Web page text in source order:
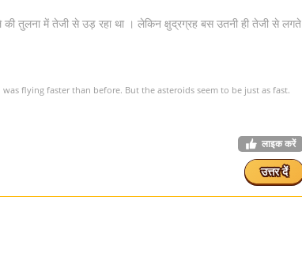
तुलना में तेजी से उड़ रहा था । लेकिन क्षुद्रग्रह बस उतनी ही तेजी से लगते
flying faster than before. But the asteroids seem to be just as fast.
लाइक करें
उत्तर दें